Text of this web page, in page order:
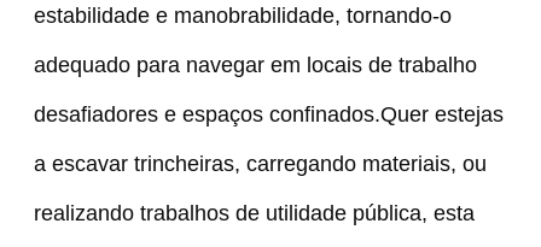
estabilidade e manobrabilidade, tornando-o
adequado para navegar em locais de trabalho
desafiadores e espaços confinados.Quer estejas
a escavar trincheiras, carregando materiais, ou
realizando trabalhos de utilidade pública, esta